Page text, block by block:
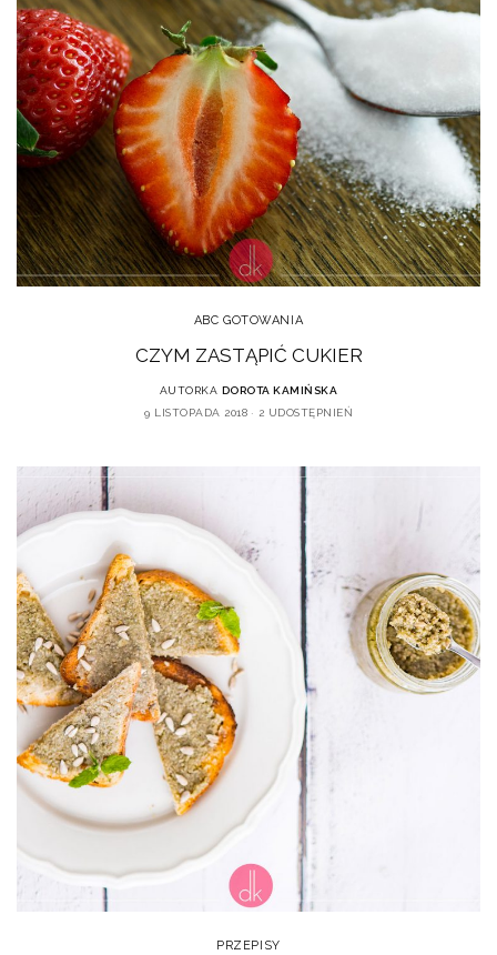
ABC GOTOWANIA
CZYM ZASTĄPIĆ CUKIER
AUTORKA DOROTA KAMIŃSKA
9 LISTOPADA 2018
2 UDOSTĘPNIEŃ
PRZEPISY